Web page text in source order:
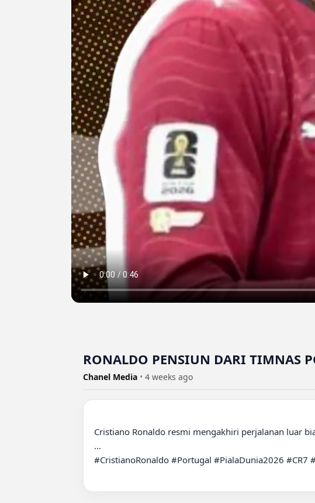
RONALDO PENSIUN DARI TIMNAS
Chanel Media • 4 weeks ago
Cristiano Ronaldo resmi mengakhiri perjalanan luar
...
#CristianoRonaldo #Portugal #PialaDunia2026 #CR7